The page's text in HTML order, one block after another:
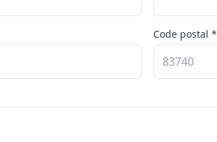
Code postal *